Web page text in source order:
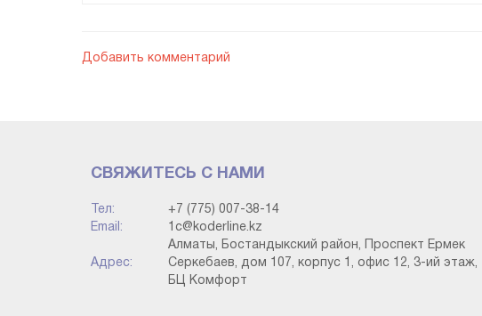
Настройка резервного копирования
Добавить комментарий
СВЯЖИТЕСЬ С НАМИ
Тел:
+7 (775) 007-38-14
Email:
1c@koderline.kz
Адрес:
Алматы, Бостандыкский район, Проспект Ермек
Серкебаев, дом 107, корпус 1, офис 12, 3-ий этаж,
БЦ Комфорт